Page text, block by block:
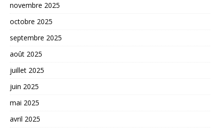
novembre 2025
octobre 2025
septembre 2025
août 2025
juillet 2025
juin 2025
mai 2025
avril 2025